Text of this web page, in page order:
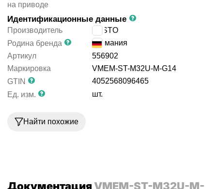
на приводе
Идентификационные данные
Производитель
FESTO
Родина бренда
Германия
Артикул
556902
Маркировка
VMEM-ST-M32U-M-G14
GTIN
4052568096465
Ед. изм.
шт.
Найти похожие
ДокументацияVMEM-ST-M32U-M-